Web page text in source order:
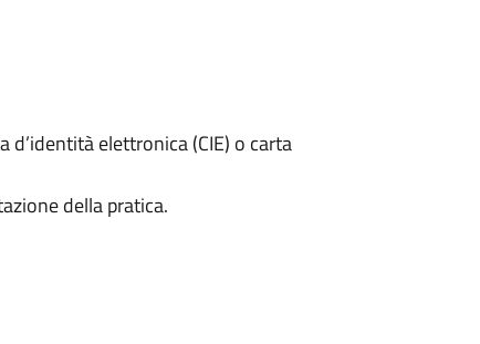
d’identità elettronica (CIE) o carta
della pratica.